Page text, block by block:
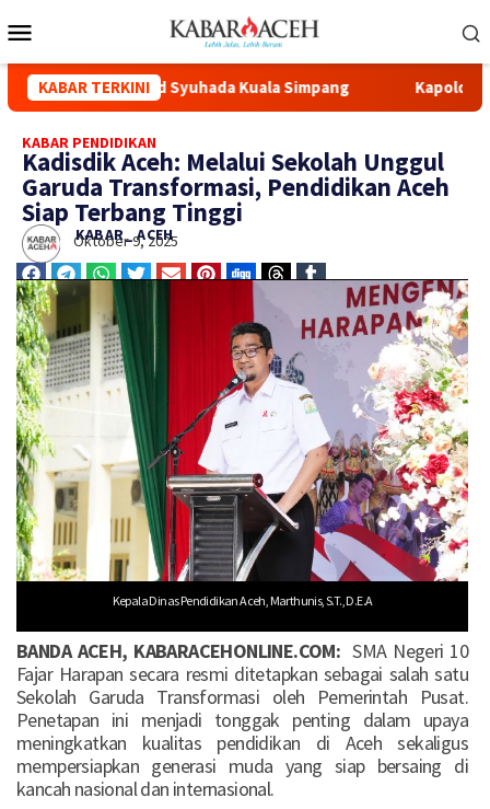
KABAR TERKINI
Masjid Syuhada Kuala Simpang Kapolda Aceh
KABAR PENDIDIKAN
Kadisdik Aceh: Melalui Sekolah Unggul
Garuda Transformasi, Pendidikan Aceh
Siap Terbang Tinggi
KABAR_ ACEH
Oktober 9, 2025
Kepala Dinas Pendidikan Aceh, Marthunis, S.T., D.E.A
BANDA ACEH, KABARACEHONLINE.COM: SMA Negeri 10
Fajar Harapan secara resmi ditetapkan sebagai salah satu
Sekolah Garuda Transformasi oleh Pemerintah Pusat.
Penetapan ini menjadi tonggak penting dalam upaya
meningkatkan kualitas pendidikan di Aceh sekaligus
mempersiapkan generasi muda yang siap bersaing di
kancah nasional dan internasional.